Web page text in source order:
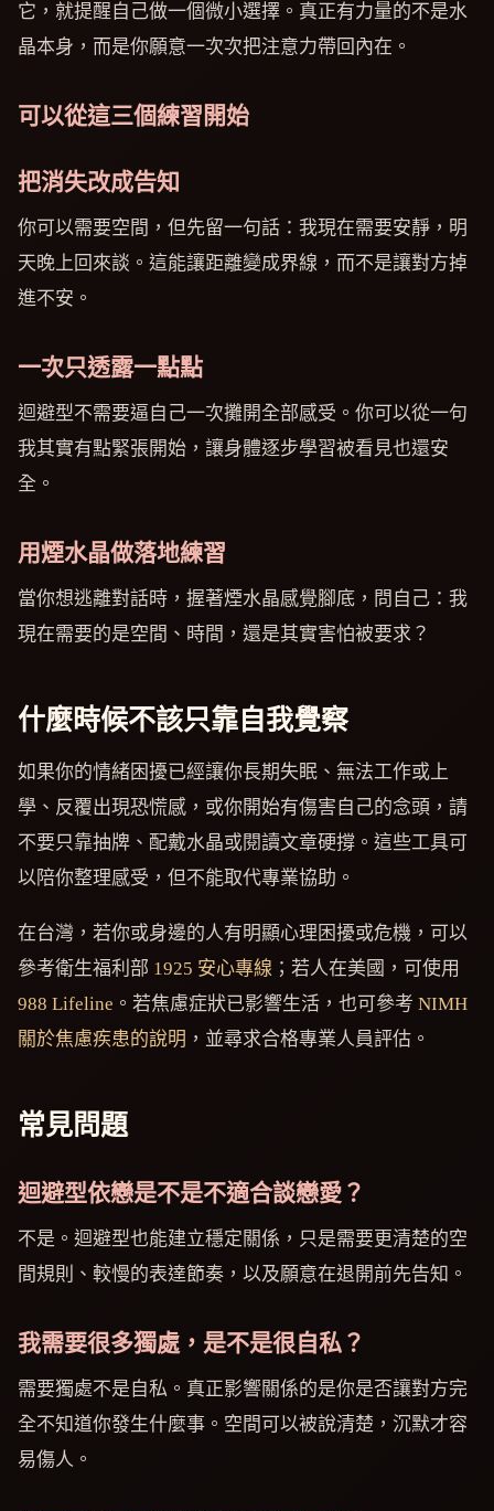
它，就提醒自己做一個微小選擇。真正有力量的不是水
晶本身，而是你願意一次次把注意力帶回內在。
可以從這三個練習開始
把消失改成告知
你可以需要空間，但先留一句話：我現在需要安靜，明
天晚上回來談。這能讓距離變成界線，而不是讓對方掉
進不安。
一次只透露一點點
迴避型不需要逼自己一次攤開全部感受。你可以從一句
我其實有點緊張開始，讓身體逐步學習被看見也還安
全。
用煙水晶做落地練習
當你想逃離對話時，握著煙水晶感覺腳底，問自己：我
現在需要的是空間、時間，還是其實害怕被要求？
什麼時候不該只靠自我覺察
如果你的情緒困擾已經讓你長期失眠、無法工作或上
學、反覆出現恐慌感，或你開始有傷害自己的念頭，請
不要只靠抽牌、配戴水晶或閱讀文章硬撐。這些工具可
以陪你整理感受，但不能取代專業協助。
在台灣，若你或身邊的人有明顯心理困擾或危機，可以
參考衛生福利部 1925 安心專線 ；若人在美國，可使用
988 Lifeline 。若焦慮症狀已影響生活，也可參考 NIMH
關於焦慮疾患的說明 ，並尋求合格專業人員評估。
常見問題
迴避型依戀是不是不適合談戀愛？
不是。迴避型也能建立穩定關係，只是需要更清楚的空
間規則、較慢的表達節奏，以及願意在退開前先告知。
我需要很多獨處，是不是很自私？
需要獨處不是自私。真正影響關係的是你是否讓對方完
全不知道你發生什麼事。空間可以被說清楚，沉默才容
易傷人。